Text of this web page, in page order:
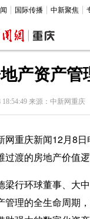
国际传播 中新聚焦
地产资产
18:54:49 来源：中新网重庆
重庆新闻12月8日
过渡的房地产价值逻
行环球董事、大中
管理的全生命周期